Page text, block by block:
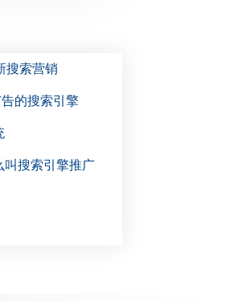
搜索营销
的搜索引擎
叫搜索引擎推广